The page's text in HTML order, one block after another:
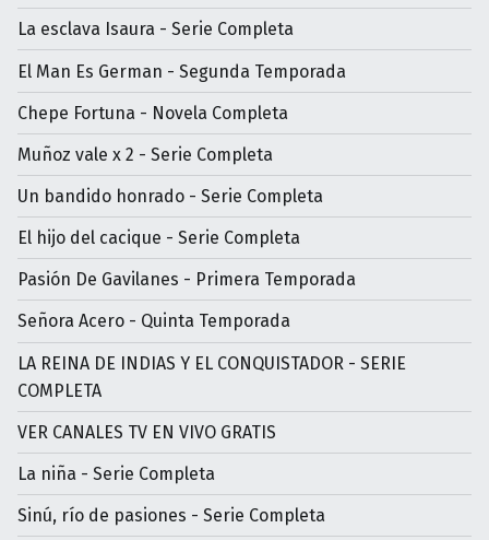
La esclava Isaura - Serie Completa
El Man Es German - Segunda Temporada
Chepe Fortuna - Novela Completa
Muñoz vale x 2 - Serie Completa
Un bandido honrado - Serie Completa
El hijo del cacique - Serie Completa
Pasión De Gavilanes - Primera Temporada
Señora Acero - Quinta Temporada
LA REINA DE INDIAS Y EL CONQUISTADOR - SERIE
COMPLETA
VER CANALES TV EN VIVO GRATIS
La niña - Serie Completa
Sinú, río de pasiones - Serie Completa